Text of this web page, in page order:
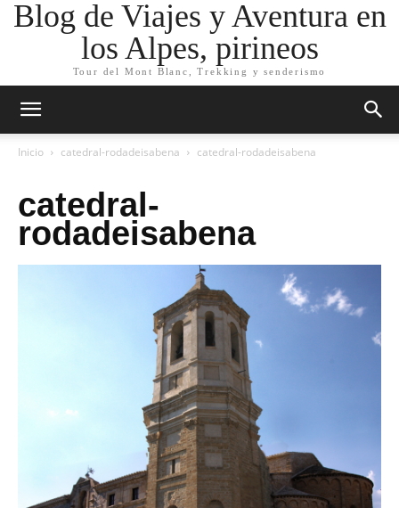
Blog de Viajes y Aventura en
los Alpes, pirineos
Tour del Mont Blanc, Trekking y senderismo
Inicio catedral-rodadeisabena catedral-rodadeisabena
catedral-
rodadeisabena